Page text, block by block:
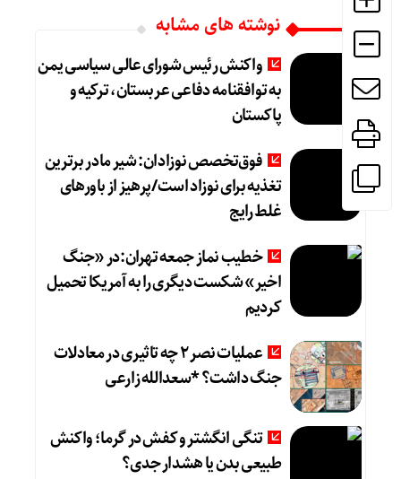
نوشته های مشابه
واکنش رئیس شورای عالی سیاسی یمن
به توافقنامه دفاعی عربستان، ترکیه و
پاکستان
فوق‌تخصص نوزادان: شیر مادر برترین
تغذیه برای نوزاد است/پرهیز از باورهای
غلط رایج
خطیب نماز جمعه تهران:در «جنگ
اخیر» شکست دیگری را به آمریکا تحمیل
کردیم
عملیات نصر ۲ چه تاثیری در معادلات
جنگ داشت؟ *سعدالله زارعی
تنگی انگشتر و کفش در گرما؛ واکنش
طبیعی بدن یا هشدار جدی؟